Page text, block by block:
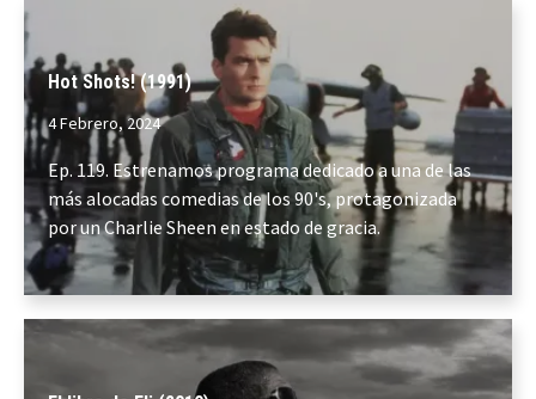
Hot Shots! (1991)
4 Febrero, 2024
Ep. 119. Estrenamos programa dedicado a una de las
más alocadas comedias de los 90's, protagonizada
por un Charlie Sheen en estado de gracia.